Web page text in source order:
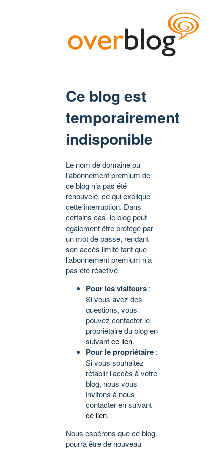
Ce blog est
temporairement
indisponible
Le nom de domaine ou
l’abonnement premium de
ce blog n’a pas été
renouvelé, ce qui explique
cette interruption. Dans
certains cas, le blog peut
également être protégé par
un mot de passe, rendant
son accès limité tant que
l’abonnement premium n’a
pas été réactivé.
Pour les visiteurs :
Si vous avez des
questions, vous
pouvez contacter le
propriétaire du blog en
suivantce lien.
Pour le propriétaire :
Si vous souhaitez
rétablir l’accès à votre
blog, nous vous
invitons à nous
contacter en suivant
ce lien.
Nous espérons que ce blog
pourra être de nouveau